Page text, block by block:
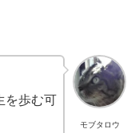
モブタロウ
を歩む可